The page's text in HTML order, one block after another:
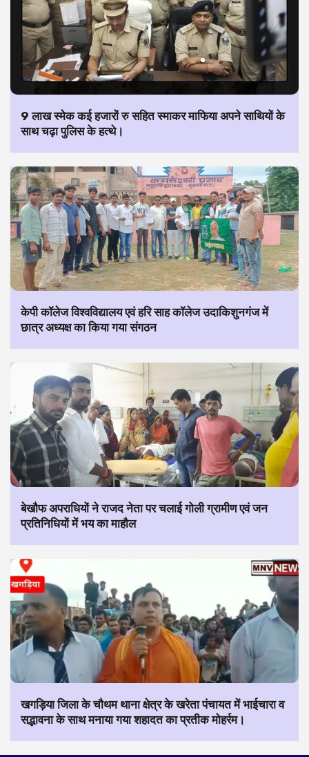
9 लाख स्मेक कई हजारों रु सहित स्माकर माफिया अपने साथियों के
साथ चढ़ा पुलिस के हत्थे।
केपी कॉलेज विश्वविद्यालय एवं हरि साह कॉलेज उदाकिशुनगंज में
छात्र अध्यक्ष का किया गया संगठन
बेखौफ अपराधियों ने राजद नेता पर चलाई गोली ग्रामीण एवं जन
प्रतिनिधियों में भय का माहौल
खगड़िया जिला के चौथम थाना क्षेत्र के खरेता पंचायत में भाईचारा व
सद्भावना के साथ मनाया गया शहादत का प्रतीक मोहर्रम।